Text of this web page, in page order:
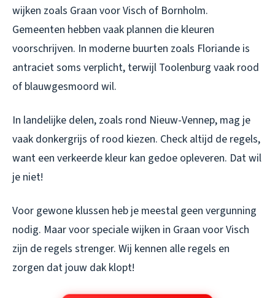
wijken zoals Graan voor Visch of Bornholm.
Gemeenten hebben vaak plannen die kleuren
voorschrijven. In moderne buurten zoals Floriande is
antraciet soms verplicht, terwijl Toolenburg vaak rood
of blauwgesmoord wil.
In landelijke delen, zoals rond Nieuw-Vennep, mag je
vaak donkergrijs of rood kiezen. Check altijd de regels,
want een verkeerde kleur kan gedoe opleveren. Dat wil
je niet!
Voor gewone klussen heb je meestal geen vergunning
nodig. Maar voor speciale wijken in Graan voor Visch
zijn de regels strenger. Wij kennen alle regels en
zorgen dat jouw dak klopt!